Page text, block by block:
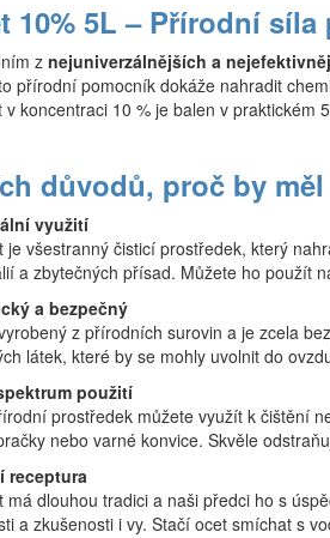
10% 5L – Přírodní
znejuniverzálnějších a
přírodní pomocník dokáže nahradit
v koncentraci 10 % je balen v praktickém
důvodů, proč by
využití
je všestranný čisticí prostředek, který
a zbytečných přísad. Můžete ho použít
a bezpečný
z přírodních surovin a je zcela
látek, které by se mohly uvolnit do
použití
prostředek můžete využít k čištění
nebo varné konvice. Skvěle
receptura
má dlouhou tradici a naši předci ho s
a zkušenosti i vy. Stačí ocet smíchat s